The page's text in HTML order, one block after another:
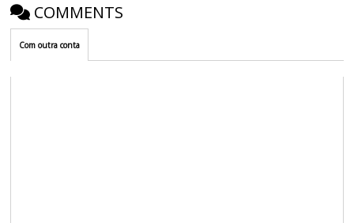
COMMENTS
Com outra conta